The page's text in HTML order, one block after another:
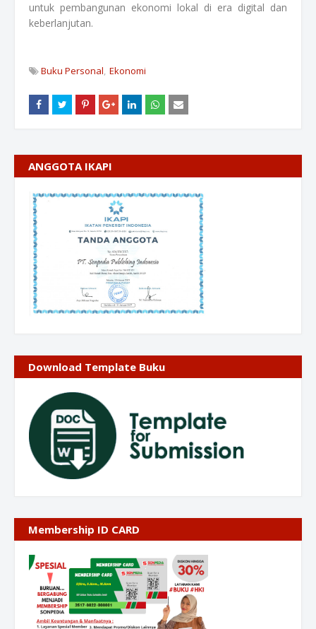
untuk pembangunan ekonomi lokal di era digital dan
keberlanjutan.
Buku Personal Ekonomi
ANGGOTA IKAPI
Download Template Buku
Membership ID CARD